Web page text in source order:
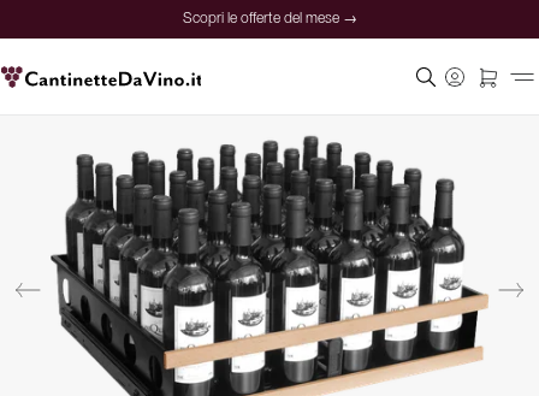
Scopri le offerte del mese →